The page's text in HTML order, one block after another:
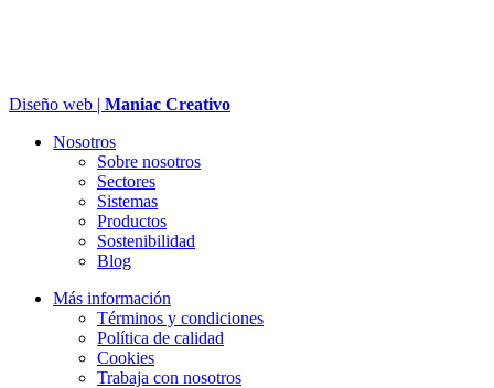
Diseño web | Maniac Creativo
Nosotros
Sobre nosotros
Sectores
Sistemas
Productos
Sostenibilidad
Blog
Más información
Términos y condiciones
Política de calidad
Cookies
Trabaja con nosotros